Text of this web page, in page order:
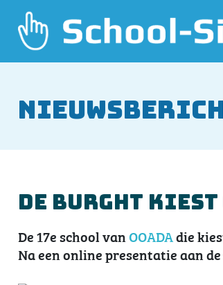
De Burght
De 17e school vanOOADAdie
Na een online presentatie aan